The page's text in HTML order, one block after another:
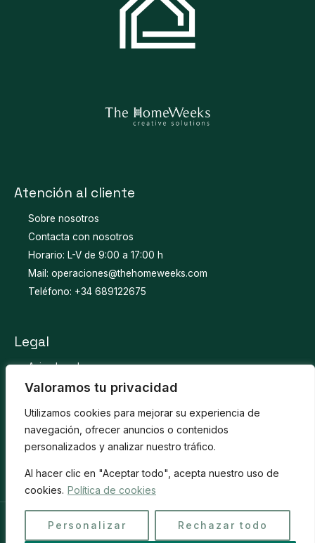
Valoramos tu privacidad
Utilizamos cookies para mejorar su experiencia de
navegación, ofrecer anuncios o contenidos
personalizados y analizar nuestro tráfico.
Al hacer clic en "Aceptar todo", acepta nuestro uso de
cookies. Política de cookies
Personalizar Rechazar todo
Atención al cliente
Sobre nosotros
Contacta con nosotros
Horario: L-V de 9:00 a 17:00 h
Mail: operaciones@thehomeweeks.com
Teléfono: +34 689122675
Legal
Aviso Legal
Política de privacidad
Política de devolución
Copyright © 2026 The HomeWeeks